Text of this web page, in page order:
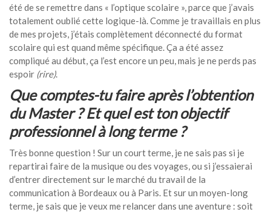
été de se remettre dans « l’optique scolaire », parce que j’avais
totalement oublié cette logique-là. Comme je travaillais en plus
de mes projets, j’étais complètement déconnecté du format
scolaire qui est quand même spécifique. Ça a été assez
compliqué au début, ça l’est encore un peu, mais je ne perds pas
espoir (rire).
Que comptes-tu faire après l’obtention
du Master ? Et quel est ton objectif
professionnel à long terme ?
Très bonne question ! Sur un court terme, je ne sais pas si je
repartirai faire de la musique ou des voyages, ou si j’essaierai
d’entrer directement sur le marché du travail de la
communication à Bordeaux ou à Paris. Et sur un moyen-long
terme, je sais que je veux me relancer dans une aventure : soit